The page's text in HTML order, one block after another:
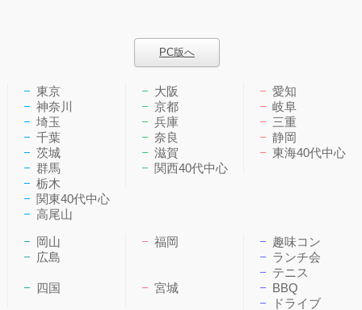
PC版へ
東京
神奈川
埼玉
千葉
茨城
群馬
栃木
関東40代中心
高尾山
大阪
京都
兵庫
奈良
滋賀
関西40代中心
愛知
岐阜
三重
静岡
東海40代中心
岡山
広島
四国
福岡
宮城
趣味コン
ランチ会
テニス
BBQ
ドライブ